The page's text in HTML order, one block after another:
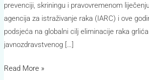
prevenciji, skriningu i pravovremenom
agencija za istraživanje raka (IARC) i ove
podsjeća na globalni cilj eliminacije raka
javnozdravstvenog […]
Read More »